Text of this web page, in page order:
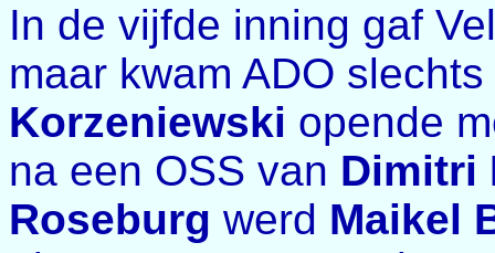
In de vijfde inning gaf
maar kwam ADO
Korzeniewski opende
na een OSS van Dimitri
Roseburg werd Maikel